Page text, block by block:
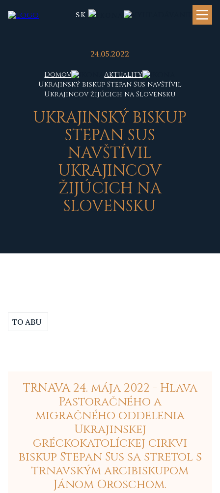
SK
24.05.2022
Domov
Aktuality
Ukrajinský biskup Stepan Sus navštívil
Ukrajincov žijúcich na Slovensku
UKRAJINSKÝ BISKUP
STEPAN SUS
NAVŠTÍVIL
UKRAJINCOV
ŽIJÚCICH NA
SLOVENSKU
TO ABU
TRNAVA 24. mája 2022 - Hlava
Pastoračného a
migračného oddelenia
Ukrajinskej
gréckokatolíckej cirkvi
biskup Stepan Sus sa stretol s
trnavským arcibiskupom
Jánom Oroschom.